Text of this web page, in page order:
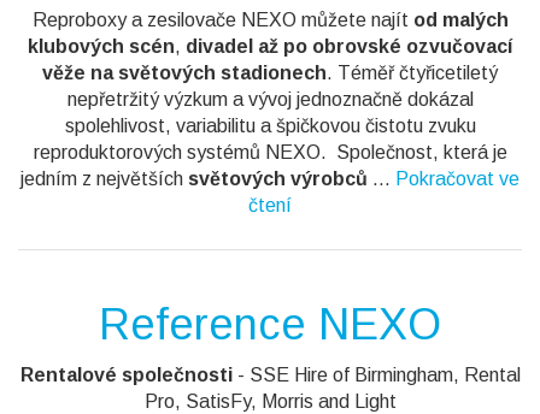
Reproboxy a zesilovače NEXO můžete najít od malých
klubových scén, divadel až po obrovské ozvučovací
věže na světových stadionech. Téměř čtyřicetiletý
nepřetržitý výzkum a vývoj jednoznačně dokázal
spolehlivost, variabilitu a špičkovou čistotu zvuku
reproduktorových systémů NEXO. Společnost, která je
jedním z největších světových výrobců ... Pokračovat ve
čtení
Reference NEXO
Rentalové společnosti- SSE Hire of Birmingham, Rental
Pro, SatisFy, Morris and Light